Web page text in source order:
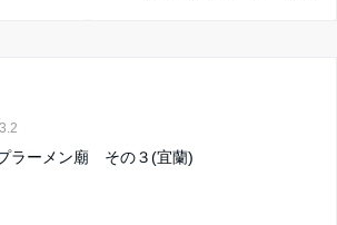
ラーメン廟 その３(宜蘭)